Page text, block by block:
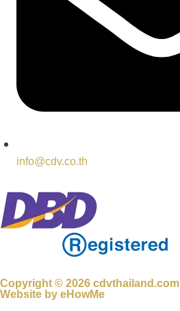
info@cdv.co.th
Copyright © 2026 cdvthailand.com
Website byeHowMe